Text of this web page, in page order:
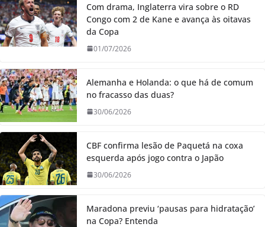
Com drama, Inglaterra vira sobre o RD
Congo com 2 de Kane e avança às oitavas
da Copa
01/07/2026
Alemanha e Holanda: o que há de comum
no fracasso das duas?
30/06/2026
CBF confirma lesão de Paquetá na coxa
esquerda após jogo contra o Japão
30/06/2026
Maradona previu ‘pausas para hidratação’
na Copa? Entenda